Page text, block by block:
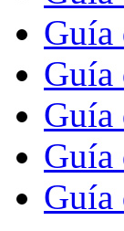
Guía
Guía
Guía
Guía
Guía